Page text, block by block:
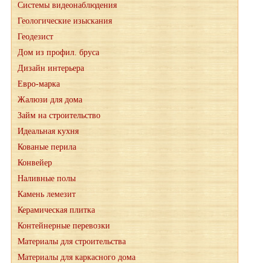
Системы видеонаблюдения
Геологические изыскания
Геодезист
Дом из профил. бруса
Дизайн интерьера
Евро-марка
Жалюзи для дома
Займ на строительство
Идеальная кухня
Кованые перила
Конвейер
Наливные полы
Камень лемезит
Керамическая плитка
Контейнерные перевозки
Материалы для строительства
Материалы для каркасного дома